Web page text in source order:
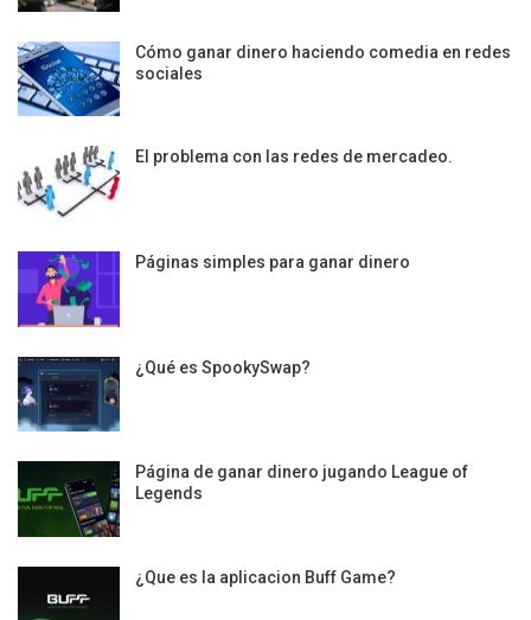
Cómo ganar dinero haciendo comedia en redes
sociales
El problema con las redes de mercadeo.
Páginas simples para ganar dinero
¿Qué es SpookySwap?
Página de ganar dinero jugando League of
Legends
¿Que es la aplicacion Buff Game?